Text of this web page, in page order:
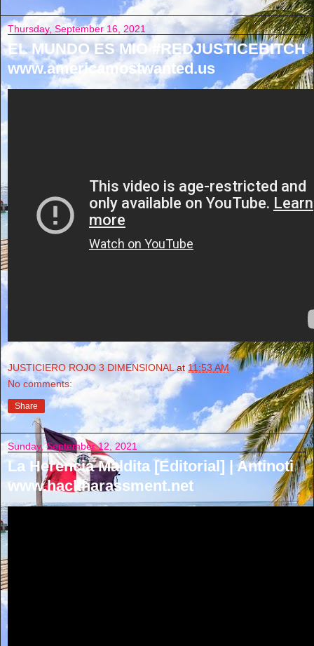
Thursday, September 16, 2021
EL MUNDO ES MIO #REDJUSTICEBITCH
www.americamostwanted.us
JUSTICIERO ROJO 3 DIMENSIONAL at 11:53 AM
No comments:
Share
Sunday, September 12, 2021
La Herencia Maldita [Editorial] | Antinoti
www.hackharassment.net